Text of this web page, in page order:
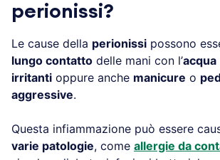
perionissi?
Le cause della perionissi possono
lungo contatto delle mani con l’acqua
irritanti oppure anche manicure o
aggressive.
Questa infiammazione può essere
varie patologie, come allergie da